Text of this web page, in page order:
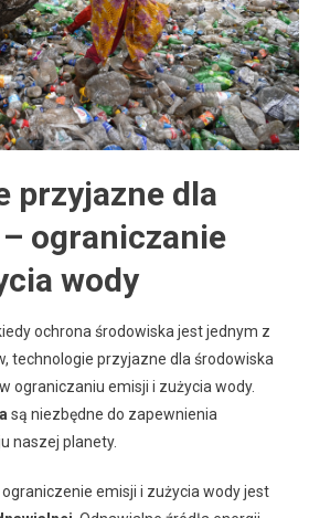
przyjazne dla
ograniczanie
wody
ochrona środowiska jest jednym z
technologie przyjazne dla środowiska
ograniczaniu emisji i zużycia wody.
są niezbędne do zapewnienia
naszej planety.
emisji i zużycia wody jest